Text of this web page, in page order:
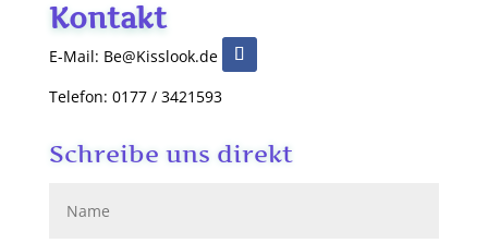
Kontakt
E-Mail: Be@Kisslook.de
Telefon: 0177 / 3421593
Schreibe uns direkt